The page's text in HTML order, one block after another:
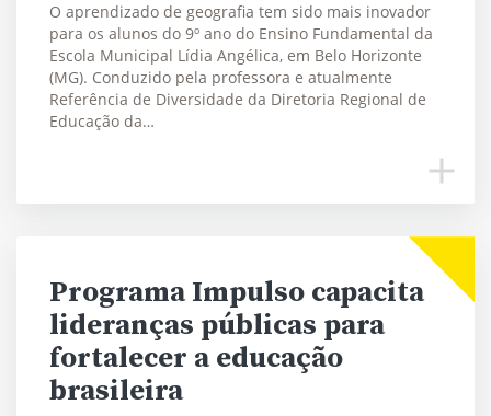
O aprendizado de geografia tem sido mais inovador
para os alunos do 9º ano do Ensino Fundamental da
Escola Municipal Lídia Angélica, em Belo Horizonte
(MG). Conduzido pela professora e atualmente
Referência de Diversidade da Diretoria Regional de
Educação da…
Programa Impulso capacita
lideranças públicas para
fortalecer a educação
brasileira